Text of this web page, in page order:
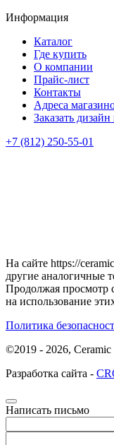
Информация
Каталог
Где купить
О компании
Прайс-лист
Контакты
Адреса
Заказать
+7 (812) 250-55-01
На сайте https://
другие аналогичные
Продолжая просмотр
на использование
Политика
©2019 - 2026, Ceramic
Разработка сайта -
Написать письмо